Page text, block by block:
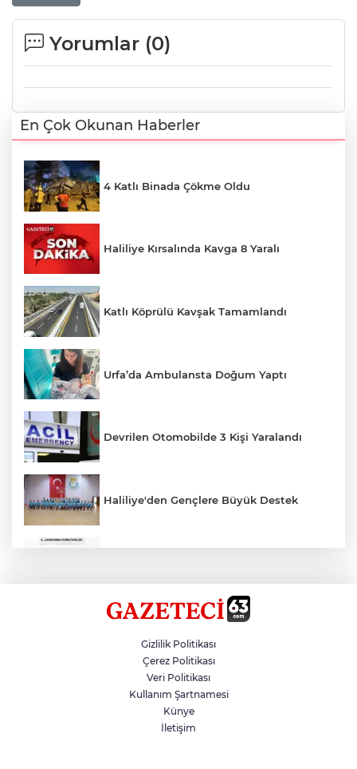
Yorumlar (0)
En Çok Okunan Haberler
4 Katlı Binada Çökme Oldu
Haliliye Kırsalında Kavga 8 Yaralı
Katlı Köprülü Kavşak Tamamlandı
Urfa’da Ambulansta Doğum Yaptı
Devrilen Otomobilde 3 Kişi Yaralandı
Haliliye'den Gençlere Büyük Destek
Hikmet Başak’tan Ulaşım Çalışması
Atatürk Bulvarında Asfalt Yenileniyor
Gizlilik Politikası
Çerez Politikası
Veri Politikası
Kullanım Şartnamesi
Künye
İletişim